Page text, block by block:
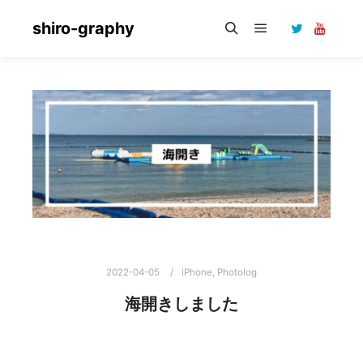
shiro-graphy
2022-04-05 iPhone, Photolog
海開きしました